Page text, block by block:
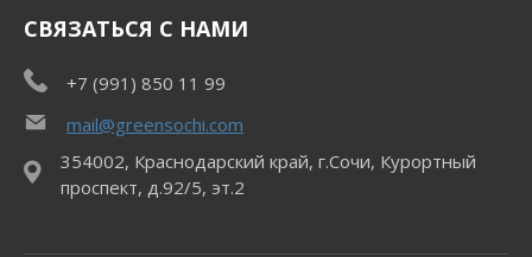
СВЯЗАТЬСЯ С НАМИ
+7 (991) 850 11 99
mail@greensochi.com
354002, Краснодарский край, г.Сочи, Курортный
проспект, д.92/5, эт.2